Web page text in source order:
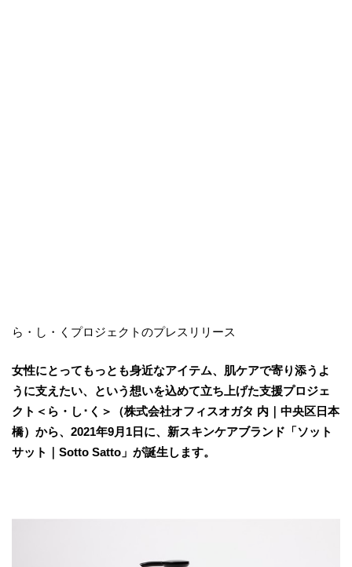
ら・し・くプロジェクトのプレスリリース
女性にとってもっとも身近なアイテム、肌ケアで寄り添うよ
うに支えたい、という想いを込めて立ち上げた支援プロジェ
クト＜ら・し･く＞（株式会社オフィスオガタ 内｜中央区日本
橋）から、2021年9月1日に、新スキンケアブランド「ソット
サット｜Sotto Satto」が誕生します。